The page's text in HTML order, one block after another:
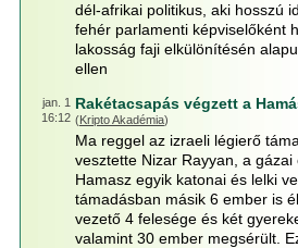
dél-afrikai politikus, aki hosszú
fehér parlamenti képviselőként
lakosság faji elkülönítésén
ellen
jan. 1
16:12
Rakétacsapás végzett a
(Kripto Akadémia)
Ma reggel az izraeli légierő
vesztette Nizar Rayyan, a gázai
Hamasz egyik katonai és lelki
támadásban másik 6 ember is
vezető 4 felesége és két
valamint 30 ember megsérült.